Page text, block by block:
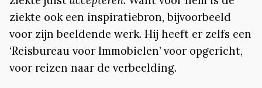
ziekte ook een inspiratiebron, bijvoorbeeld
voor zijn beeldende werk. Hij heeft er zelfs een
‘Reisbureau voor Immobielen’ voor opgericht,
voor reizen naar de verbeelding.